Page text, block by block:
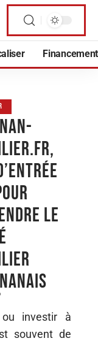
Financement
le
investir à
souvent de